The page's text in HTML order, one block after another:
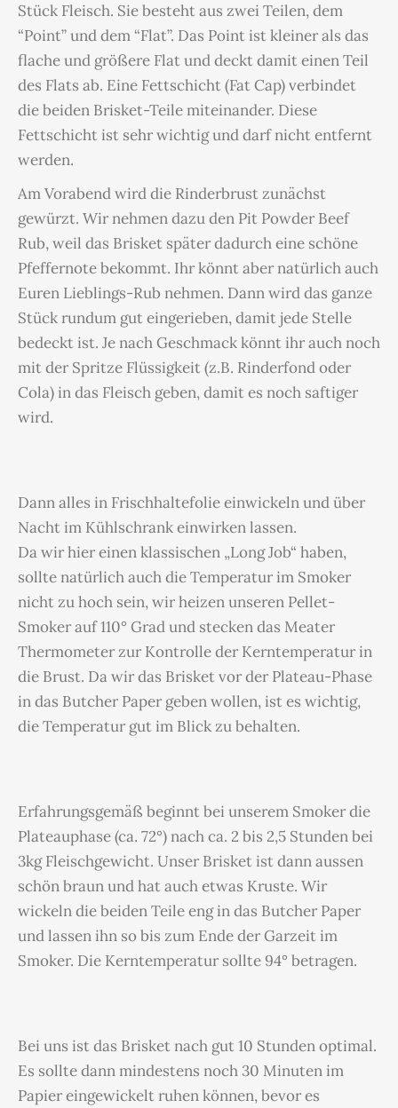
Stück Fleisch. Sie besteht aus zwei Teilen, dem
“Point” und dem “Flat”. Das Point ist kleiner als das
flache und größere Flat und deckt damit einen Teil
des Flats ab. Eine Fettschicht (Fat Cap) verbindet
die beiden Brisket-Teile miteinander. Diese
Fettschicht ist sehr wichtig und darf nicht entfernt
werden.
Am Vorabend wird die Rinderbrust zunächst
gewürzt. Wir nehmen dazu den Pit Powder Beef
Rub, weil das Brisket später dadurch eine schöne
Pfeffernote bekommt. Ihr könnt aber natürlich auch
Euren Lieblings-Rub nehmen. Dann wird das ganze
Stück rundum gut eingerieben, damit jede Stelle
bedeckt ist. Je nach Geschmack könnt ihr auch noch
mit der Spritze Flüssigkeit (z.B. Rinderfond oder
Cola) in das Fleisch geben, damit es noch saftiger
wird.
Dann alles in Frischhaltefolie einwickeln und über
Nacht im Kühlschrank einwirken lassen.
Da wir hier einen klassischen „Long Job“ haben,
sollte natürlich auch die Temperatur im Smoker
nicht zu hoch sein, wir heizen unseren Pellet-
Smoker auf 110° Grad und stecken das Meater
Thermometer zur Kontrolle der Kerntemperatur in
die Brust. Da wir das Brisket vor der Plateau-Phase
in das Butcher Paper geben wollen, ist es wichtig,
die Temperatur gut im Blick zu behalten.
Erfahrungsgemäß beginnt bei unserem Smoker die
Plateauphase (ca. 72°) nach ca. 2 bis 2,5 Stunden bei
3kg Fleischgewicht. Unser Brisket ist dann aussen
schön braun und hat auch etwas Kruste. Wir
wickeln die beiden Teile eng in das Butcher Paper
und lassen ihn so bis zum Ende der Garzeit im
Smoker. Die Kerntemperatur sollte 94° betragen.
Bei uns ist das Brisket nach gut 10 Stunden optimal.
Es sollte dann mindestens noch 30 Minuten im
Papier eingewickelt ruhen können, bevor es